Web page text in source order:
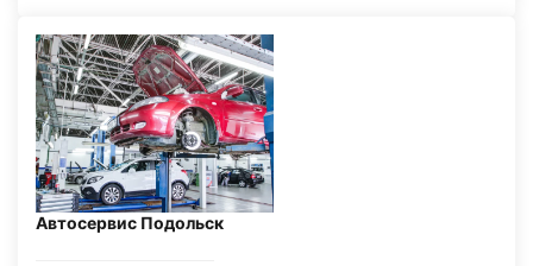
Автосервис Подольск